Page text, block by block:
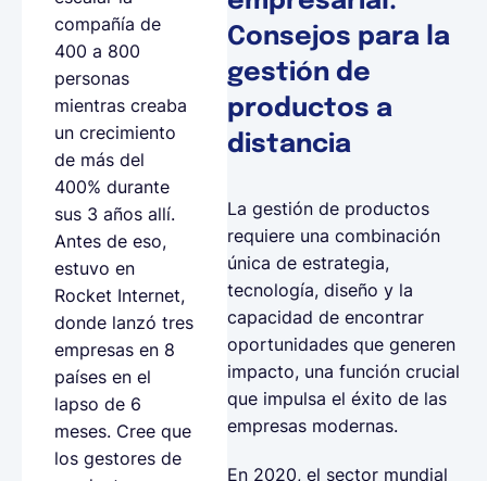
compañía de
400 a 800
personas
mientras creaba
un crecimiento
de más del
400% durante
sus 3 años allí.
Antes de eso,
estuvo en
Rocket Internet,
donde lanzó tres
empresas en 8
países en el
lapso de 6
meses. Cree que
los gestores de
Consejos para la
gestión de
productos a
distancia
La gestión de productos
requiere una combinación
única de estrategia,
tecnología, diseño y la
capacidad de encontrar
oportunidades que generen
impacto, una función crucial
que impulsa el éxito de las
empresas modernas.
En 2020, el sector mundial